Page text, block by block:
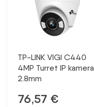
TP-LINK VIGI C440
4MP Turret IP kamera
2.8mm
76,57 €